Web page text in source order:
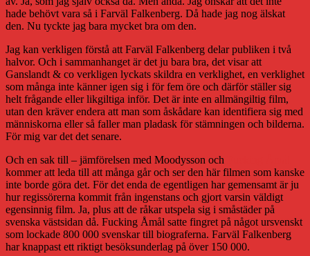
hade behövt vara så i Farväl Falkenberg. Då hade jag nog älskat
den. Nu tyckte jag bara mycket bra om den.
Jag kan verkligen förstå att Farväl Falkenberg delar publiken i två
halvor. Och i sammanhanget är det ju bara bra, det visar att
Ganslandt & co verkligen lyckats skildra en verklighet, en verklighet
som många inte känner igen sig i för fem öre och därför ställer sig
helt frågande eller likgiltiga inför. Det är inte en allmängiltig film,
utan den kräver endera att man som åskådare kan identifiera sig med
människorna eller så faller man pladask för stämningen och bilderna.
För mig var det det senare.
Och en sak till – jämförelsen med Moodysson och
kommer att leda till att många går och ser den här filmen som kanske
inte borde göra det. För det enda de egentligen har gemensamt är ju
hur regissörerna kommit från ingenstans och gjort varsin väldigt
egensinnig film. Ja, plus att de råkar utspela sig i småstäder på
svenska västsidan då. Fucking Åmål satte fingret på något ursvenskt
som lockade 800 000 svenskar till biograferna. Farväl Falkenberg
har knappast ett riktigt besöksunderlag på över 150 000.